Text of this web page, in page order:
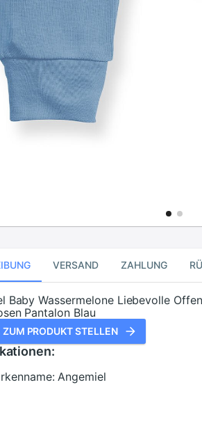
VERSAND ZAHLUNG
Baby Wassermelone Liebevolle
Pantalon Blau
ZUM PRODUKT STELLEN
Angemiel